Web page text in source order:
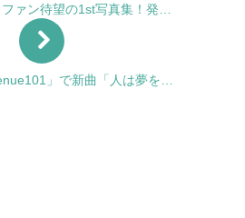
ァン待望の1st写真集！発…
」で新曲「人は夢を…